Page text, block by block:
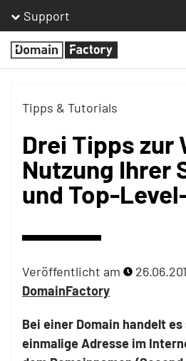
Support
Homepage
Tipps & Tutorials
Drei Tipps zur
Nutzung Ihrer
und Top-
Veröffentlicht am
DomainFactory
Bei einer Domain handelt
einmalige Adresse im